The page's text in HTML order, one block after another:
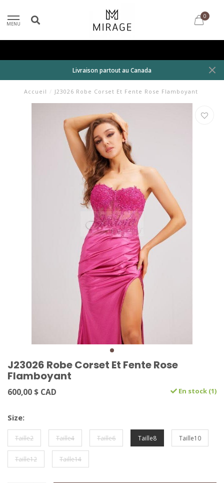
MENU
0
Livraison partout au Canada
Accueil / J23026 Robe Corset Et Fente Rose Flamboyant
J23026 Robe Corset Et Fente Rose
Flamboyant
600,00 $ CAD En stock (1)
Size:
Taille2 Taille4 Taille6 Taille8 Taille10
Taille12 Taille14